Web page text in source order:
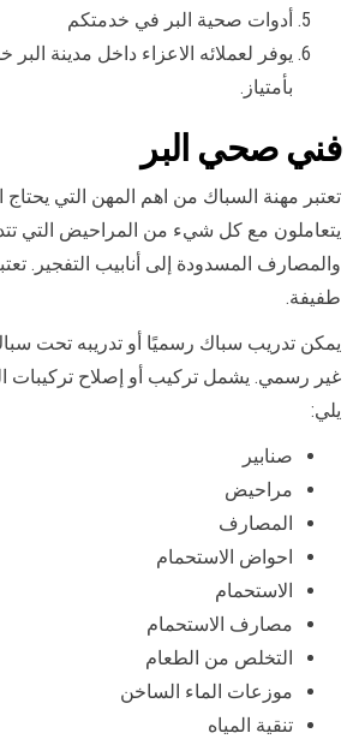
أدوات صحية البر في خدمتكم
يوفر لعملائه الاعزاء داخل مدينة
بأمتياز.
فني صحي البر
تعتبر مهنة السباك من اهم المهن التي يحتاج
يتعاملون مع كل شيء من المراحيض التي
والمصارف المسدودة إلى أنابيب التفجير.
طفيفة.
يمكن تدريب سباك رسميًا أو تدريبه تحت
غير رسمي. يشمل تركيب أو إصلاح تركيبات
يلي:
صنابير
مراحيض
المصارف
احواض الاستحمام
الاستحمام
مصارف الاستحمام
التخلص من الطعام
موزعات الماء الساخن
تنقية المياه